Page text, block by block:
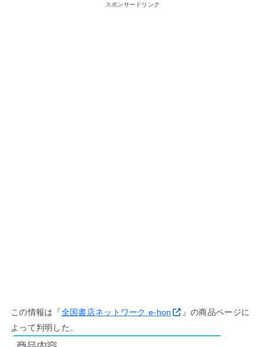
スポンサードリンク
この情報は『全国書店ネットワーク e-hon
』の商品ページに
よって判明した。